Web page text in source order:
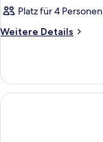
Platz für 4 Personen
Weitere Details
Weitere